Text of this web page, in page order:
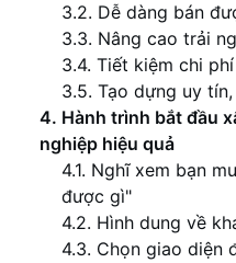
3.2. Dễ dàng bán
3.3. Nâng cao trải
3.4. Tiết kiệm chi
3.5. Tạo dựng uy
4. Hành trình bắt đầu
nghiệp hiệu quả
4.1. Nghĩ xem bạn
được gì"
4.2. Hình dung về
4.3. Chọn giao diện